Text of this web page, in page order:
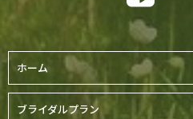
ホーム
ブライダルプラン